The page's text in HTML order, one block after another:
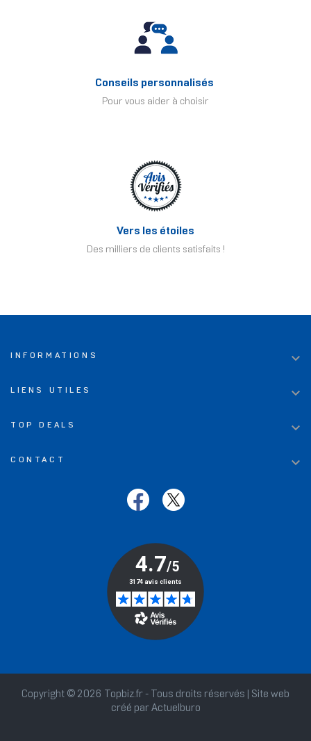
Conseils personnalisés
Pour vous aider à choisir
Vers les étoiles
Des milliers de clients satisfaits !
INFORMATIONS 
LIENS UTILES 
TOP DEALS 
CONTACT 
Copyright © 2026 Topbiz.fr - Tous droits réservés | Site web
créé par Actuelburo